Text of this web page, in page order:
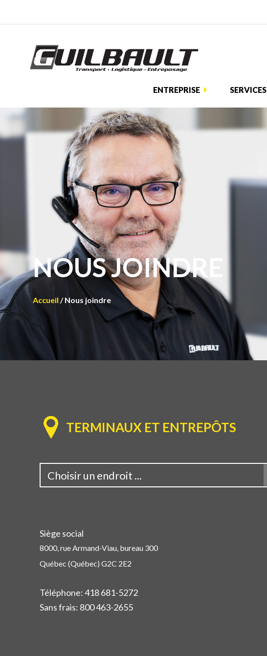
ENTREPRISE SERVICES
NOUS JOINDRE
Accueil /Nous joindre
TERMINAUX ET ENTREPÔTS
Choisir un endroit ...
Siège social
8000, rue Armand-Viau, bureau 300
Québec (Québec) G2C 2E2
Téléphone:418 681-5272
Sans frais: 800 463-2655